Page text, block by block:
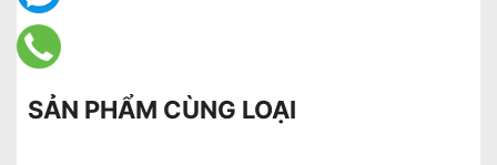
SẢN PHẨM CÙNG LOẠI